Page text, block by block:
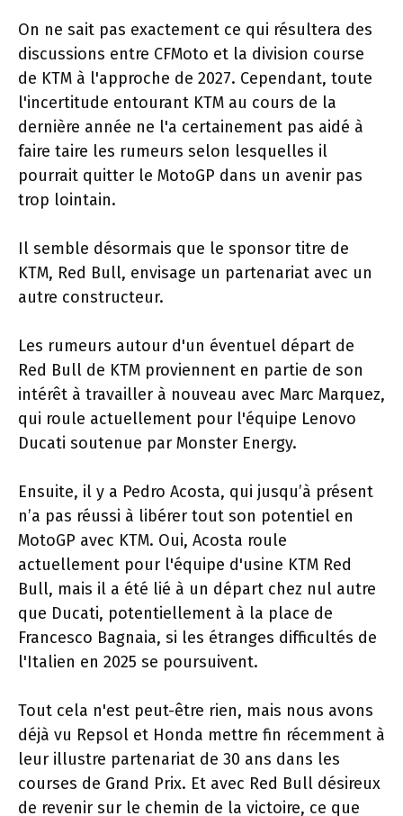
On ne sait pas exactement ce qui résultera des
discussions entre CFMoto et la division course
de KTM à l'approche de 2027. Cependant, toute
l'incertitude entourant KTM au cours de la
dernière année ne l'a certainement pas aidé à
faire taire les rumeurs selon lesquelles il
pourrait quitter le MotoGP dans un avenir pas
trop lointain.
Il semble désormais que le sponsor titre de
KTM, Red Bull, envisage un partenariat avec un
autre constructeur.
Les rumeurs autour d'un éventuel départ de
Red Bull de KTM proviennent en partie de son
intérêt à travailler à nouveau avec Marc Marquez,
qui roule actuellement pour l'équipe Lenovo
Ducati soutenue par Monster Energy.
Ensuite, il y a Pedro Acosta, qui jusqu’à présent
n’a pas réussi à libérer tout son potentiel en
MotoGP avec KTM. Oui, Acosta roule
actuellement pour l'équipe d'usine KTM Red
Bull, mais il a été lié à un départ chez nul autre
que Ducati, potentiellement à la place de
Francesco Bagnaia, si les étranges difficultés de
l'Italien en 2025 se poursuivent.
Tout cela n'est peut-être rien, mais nous avons
déjà vu Repsol et Honda mettre fin récemment à
leur illustre partenariat de 30 ans dans les
courses de Grand Prix. Et avec Red Bull désireux
de revenir sur le chemin de la victoire, ce que